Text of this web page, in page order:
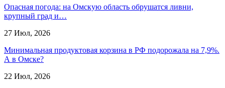
Опасная погода: на Омскую область обрушатся ливни,
крупный град и…
27 Июл, 2026
Минимальная продуктовая корзина в РФ подорожала на 7,9%.
А в Омске?
22 Июл, 2026